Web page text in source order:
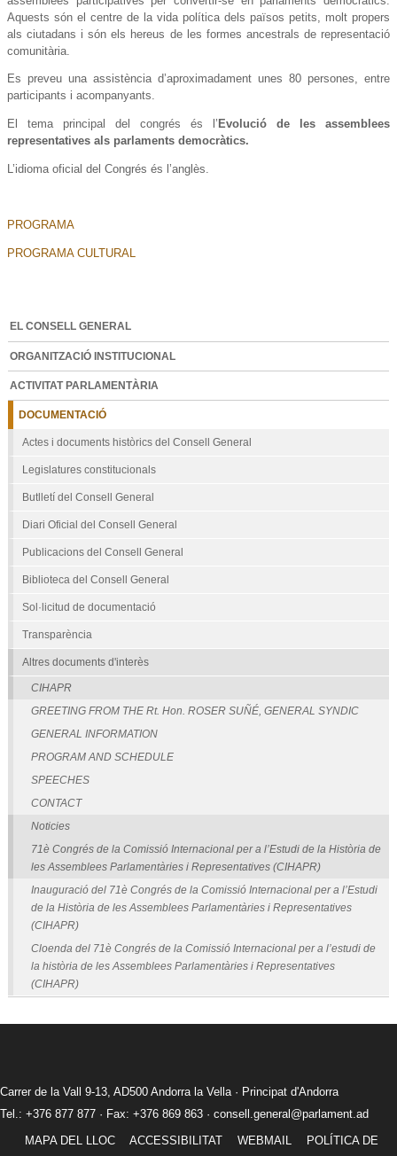
Aquests són el centre de la vida política dels països petits, molt propers
als ciutadans i són els hereus de les formes ancestrals de representació
comunitària.
Es preveu una assistència d’aproximadament unes 80 persones, entre
participants i acompanyants.
El tema principal del congrés és l’ Evolució de les assemblees
representatives als parlaments democràtics.
L’idioma oficial del Congrés és l’anglès.
PROGRAMA
PROGRAMA CULTURAL
EL CONSELL GENERAL
ORGANITZACIÓ INSTITUCIONAL
ACTIVITAT PARLAMENTÀRIA
DOCUMENTACIÓ
Actes i documents històrics del Consell General
Legislatures constitucionals
Butlletí del Consell General
Diari Oficial del Consell General
Publicacions del Consell General
Biblioteca del Consell General
Sol·licitud de documentació
Transparència
Altres documents d'interès
CIHAPR
GREETING FROM THE Rt. Hon. ROSER SUÑÉ, GENERAL SYNDIC
GENERAL INFORMATION
PROGRAM AND SCHEDULE
SPEECHES
CONTACT
Noticies
71è Congrés de la Comissió Internacional per a l’Estudi de la Història de
les Assemblees Parlamentàries i Representatives (CIHAPR)
Inauguració del 71è Congrés de la Comissió Internacional per a l’Estudi
de la Història de les Assemblees Parlamentàries i Representatives
(CIHAPR)
Cloenda del 71è Congrés de la Comissió Internacional per a l’estudi de
la història de les Assemblees Parlamentàries i Representatives
(CIHAPR)
Carrer de la Vall 9-13, AD500 Andorra la Vella · Principat d'Andorra
Tel.: +376 877 877 · Fax: +376 869 863 · consell.general@parlament.ad
MAPA DEL LLOC
ACCESSIBILITAT WEBMAIL
POLÍTICA DE